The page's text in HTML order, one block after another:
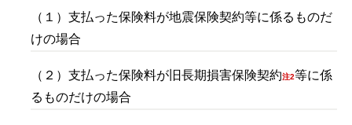
（１）支払った保険料が地震保険契約等に係るものだ
けの場合
（２）支払った保険料が旧長期損害保険契約注2等に係
るものだけの場合